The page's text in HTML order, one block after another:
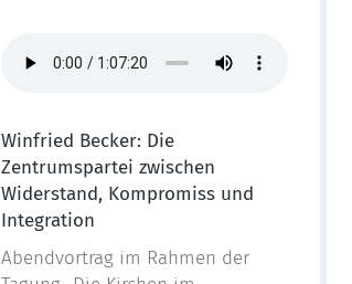
Winfried Becker: Die
Zentrumspartei zwischen
Widerstand, Kompromiss und
Integration
Abendvortrag im Rahmen der